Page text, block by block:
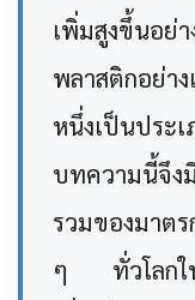
เพิ่มสูงขึ้นอย่
พลาสติกอย่า
หนึ่งเป็นประ
บทความนี้จึง
รวมของมาต
ๆ ทั่วโลกใน